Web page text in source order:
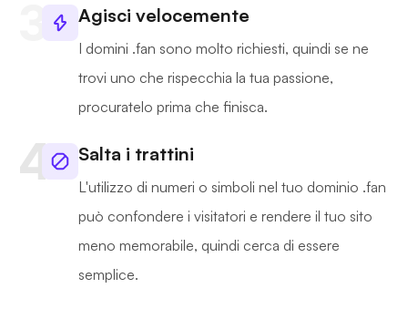
Agisci velocemente
I domini .fan sono molto richiesti, quindi se ne
trovi uno che rispecchia la tua passione,
procuratelo prima che finisca.
Salta i trattini
L'utilizzo di numeri o simboli nel tuo dominio .fan
può confondere i visitatori e rendere il tuo sito
meno memorabile, quindi cerca di essere
semplice.